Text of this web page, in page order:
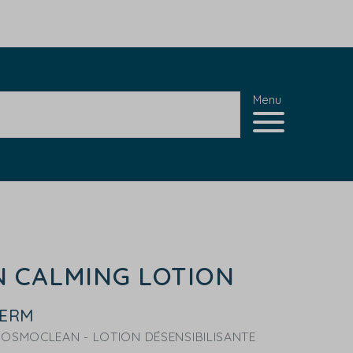
Menu
CALMING LOTION
- LOTION DÉSENSIBILISANTE